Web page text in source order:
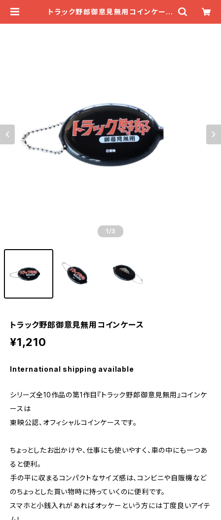
トラック野郎御意見無用コインケース
1 /3
トラック野郎御意見無用コインケース
¥1,210
International shipping available
シリーズ全10作品の第1作目『トラック野郎御意見無用』コインケ
ースは
東映公認、オフィシャルコインケースです。
ちょっとしたお出かけや、仕事にも使いやすく、車の中にも一つあ
ると便利。
手の平に収まるコンパクトなサイズ感は、コンビニや自販機など
のちょっとした買い物時に持っていくのに便利です。
スマホと小銭入れがあればオッケーという方には丁度良いアイテ